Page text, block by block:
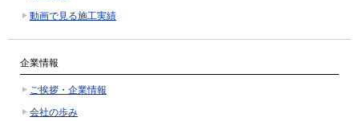
動画で見る施工実績
企業情報
ご挨拶・企業情報
会社の歩み